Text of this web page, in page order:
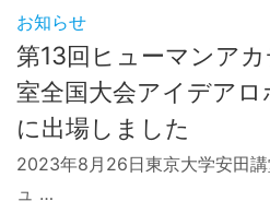
お知らせ
第13回ヒューマンア
室全国大会アイデア
に出場しました
2023年8月26日東京大学安田
ュ …